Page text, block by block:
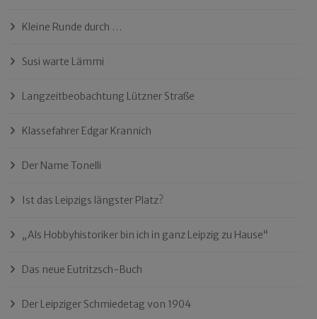
Kleine Runde durch …
Susi warte Lämmi
Langzeitbeobachtung Lützner Straße
Klassefahrer Edgar Krannich
Der Name Tonelli
Ist das Leipzigs längster Platz?
„Als Hobbyhistoriker bin ich in ganz Leipzig zu Hause“
Das neue Eutritzsch-Buch
Der Leipziger Schmiedetag von 1904